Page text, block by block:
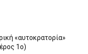
«αυτοκρατορία»
1ο)